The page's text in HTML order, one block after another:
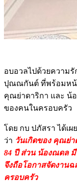
อบอวลไปด้วยความ
ปุณณกันต์ ที่พร้อมหน้
คุณย่าดาริกา และ น้
ของคนในครอบครัว
โดย กบ ปภัสรา ได้เ
ว่า วันเกิดของ คุณย่
84 ปี ส่วน น้องณดล
จึงถือโอกาสจัดงาน
ครอบครัว